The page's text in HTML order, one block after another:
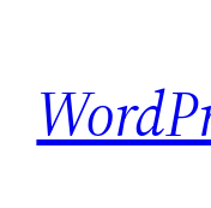
inhoud